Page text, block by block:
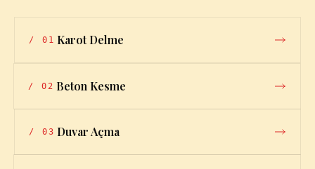
/ 01 Karot Delme
/ 02 Beton Kesme
/ 03 Duvar Açma